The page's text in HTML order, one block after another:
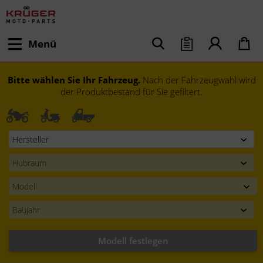
Menü
Bitte wählen Sie Ihr Fahrzeug. Nach der Fahrzeugwahl wird
der Produktbestand für Sie gefiltert.
Modell festlegen